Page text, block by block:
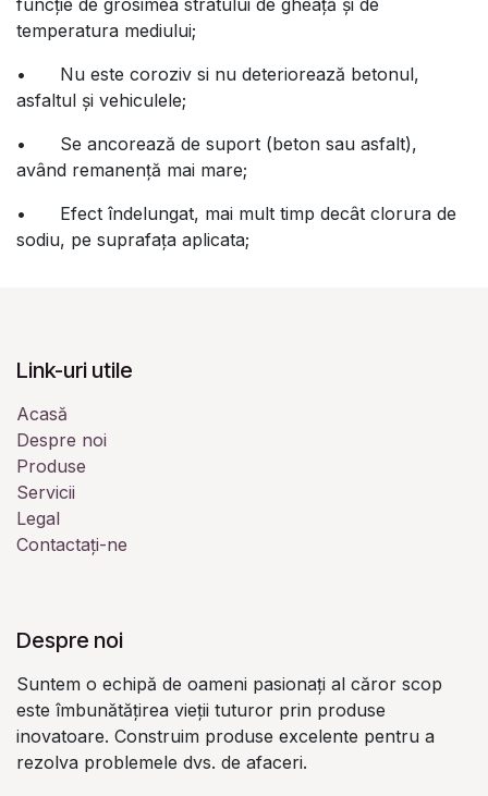
temperatura mediului;
•
Nu este coroziv si nu deteriorează betonul,
asfaltul și vehiculele;
•
Se ancorează de suport (beton sau asfalt),
având remanență mai mare;
•
Efect îndelungat, mai mult timp decât clorura de
sodiu, pe suprafaţa aplicata;
Link-uri utile
Acasă
Despre noi
Produse
Servicii
Legal
Contactați-ne
Despre noi
Suntem o echipă de oameni pasionați al căror scop
este îmbunătățirea vieții tuturor prin produse
inovatoare. Construim produse excelente pentru a
rezolva problemele dvs. de afaceri.